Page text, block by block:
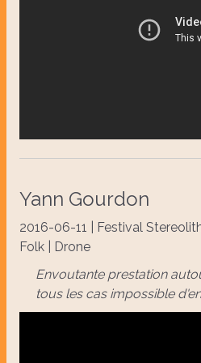
Yann Gourdon
2016-06-11 | Festival
Folk | Drone
Envoutante prestation
tous les cas impossible